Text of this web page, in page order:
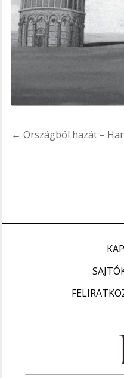
Bejegyzés
← Országból hazát –